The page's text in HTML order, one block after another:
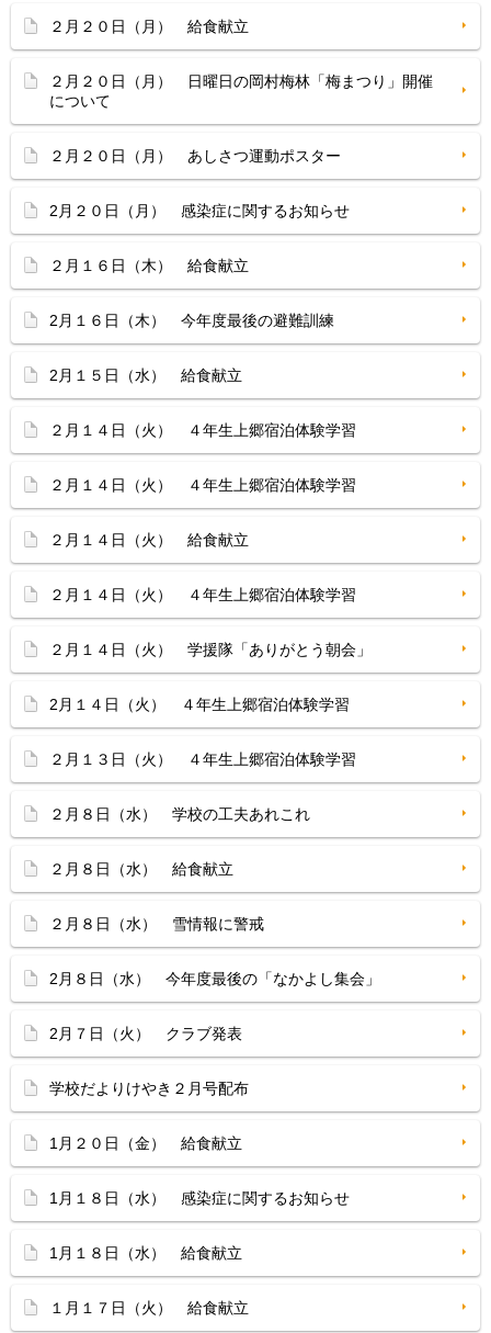
２月２０日（月） 給食献立
２月２０日（月） 日曜日の岡村梅林「梅まつり」開催
について
２月２０日（月） あしさつ運動ポスター
2月２０日（月） 感染症に関するお知らせ
２月１６日（木） 給食献立
2月１６日（木） 今年度最後の避難訓練
2月１５日（水） 給食献立
２月１４日（火） ４年生上郷宿泊体験学習
２月１４日（火） ４年生上郷宿泊体験学習
２月１４日（火） 給食献立
２月１４日（火） ４年生上郷宿泊体験学習
２月１４日（火） 学援隊「ありがとう朝会」
2月１４日（火） ４年生上郷宿泊体験学習
２月１３日（火） ４年生上郷宿泊体験学習
２月８日（水） 学校の工夫あれこれ
２月８日（水） 給食献立
２月８日（水） 雪情報に警戒
2月８日（水） 今年度最後の「なかよし集会」
2月７日（火） クラブ発表
学校だよりけやき２月号配布
1月２０日（金） 給食献立
1月１８日（水） 感染症に関するお知らせ
1月１８日（水） 給食献立
１月１７日（火） 給食献立